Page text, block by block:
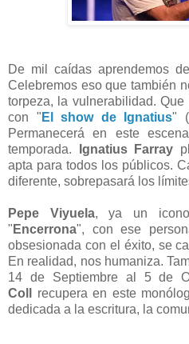
De mil caídas aprendemos
Celebremos eso que también
torpeza, la vulnerabilidad.
con " El show de Ignatius"
Permanecerá en este
temporada.
Ignatius Farray
apta para todos los públicos.
diferente, sobrepasará los
Pepe Viyuela, ya un
" Encerrona", con ese
obsesionada con el éxito, se
En realidad, nos humaniza.
14 de Septiembre al 5 de
Coll
recupera en este
dedicada a la escritura, la